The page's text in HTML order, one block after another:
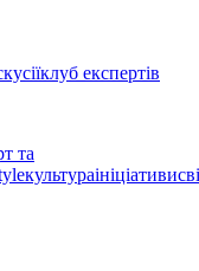
клуб експертів
та
культураініціативи